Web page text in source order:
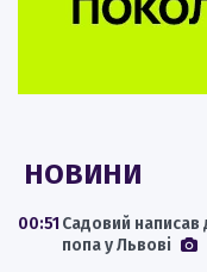
НОВИНИ
00:51 Садовий
попа у Львові